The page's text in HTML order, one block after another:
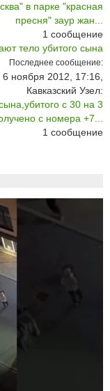
в парке "красная
пресня" заур жан...
1 сообщение
тело убитого сына
Последнее сообщение:
6 ноября 2012, 17:16,
Кавказский Узел:
с 30 на 3
с номера +7...
1 сообщение